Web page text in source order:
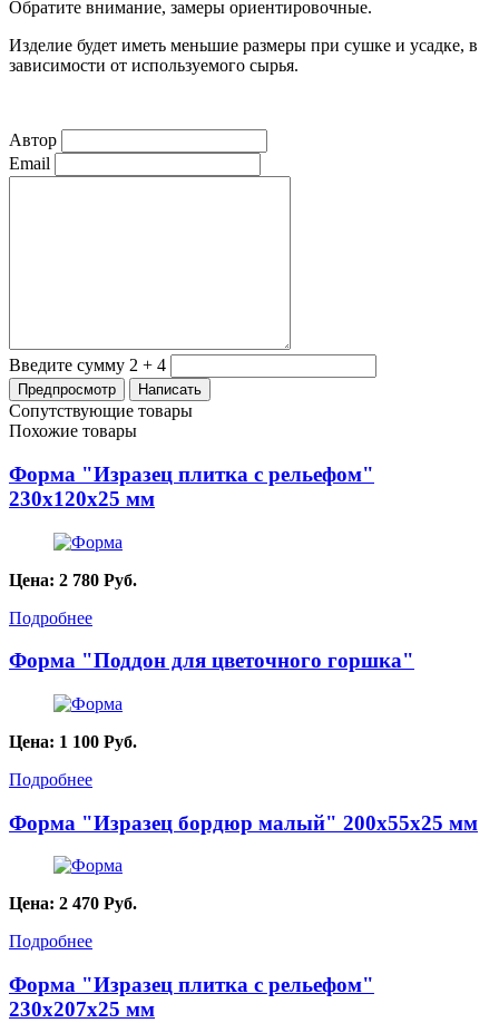
Обратите внимание, замеры ориентировочные.
Изделие будет иметь меньшие размеры при сушке и усадке, в
зависимости от используемого сырья.
Автор
Email
Введите сумму 2 + 4
Сопутствующие товары
Похожие товары
Форма "Изразец плитка с рельефом"
230х120х25 мм
Цена: 2 780 Руб.
Подробнее
Форма "Поддон для цветочного горшка"
Цена: 1 100 Руб.
Подробнее
Форма "Изразец бордюр малый" 200х55х25 мм
Цена: 2 470 Руб.
Подробнее
Форма "Изразец плитка с рельефом"
230х207х25 мм